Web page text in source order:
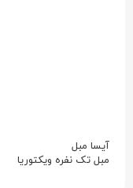
آیسا مبل
مبل تک نفره ویکتوریا